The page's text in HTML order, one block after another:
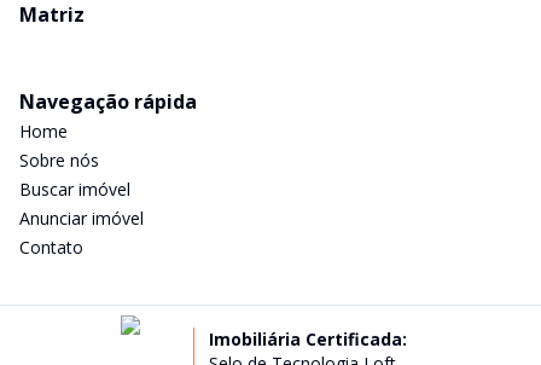
Matriz
Navegação rápida
Home
Sobre nós
Buscar imóvel
Anunciar imóvel
Contato
Imobiliária Certificada: